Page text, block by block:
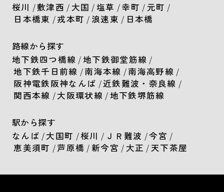
桜川 /敷津西 / 大国 /塩草 /幸町 / 元町 /
日本橋東 /戎本町 / 浪速東 / 日本橋
路線から探す
地下鉄四つ橋線 /地下鉄御堂筋線 /
地下鉄千日前線 /南海本線 /南海高野線 /
阪神電鉄阪神なんば /近鉄難波・奈良線 /
関西本線 /大阪環状線 /地下鉄堺筋線
駅から探す
なんば /大国町 /桜川 / ＪＲ難波 /今宮 /
恵美須町 /芦原橋 /新今宮 / 大正 /天下茶屋